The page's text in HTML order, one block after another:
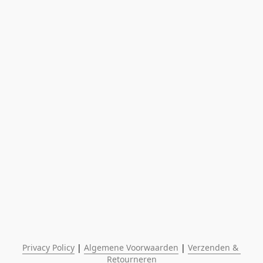
Privacy Policy | Algemene Voorwaarden | Verzenden &
Retourneren